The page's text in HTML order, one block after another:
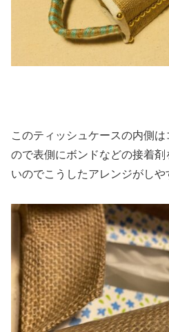
このティッシュケースの内側
ので表側にボンドなどの接着
いのでこうしたアレンジがしや